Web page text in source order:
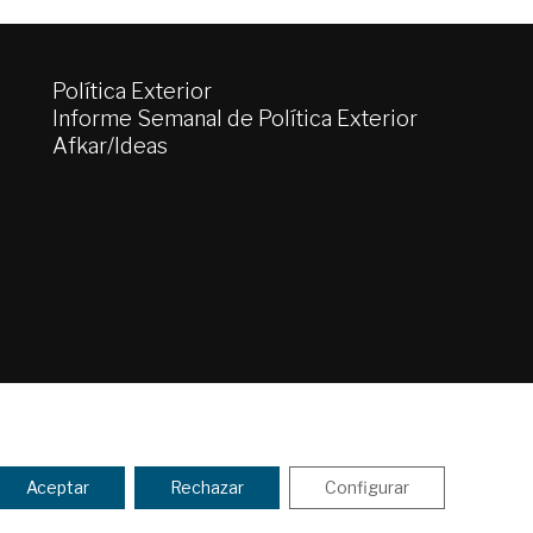
Política Exterior
Informe Semanal de Política Exterior
Afkar/Ideas
Aceptar Rechazar Configurar
ENVIAR